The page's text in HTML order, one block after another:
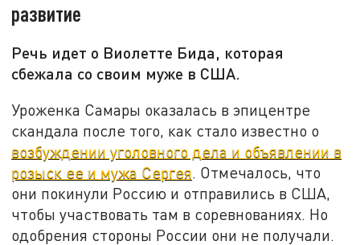
развитие
Речь идет о Виолетте Бида, которая
сбежала со своим муже в США.
Уроженка Самары оказалась в эпицентре
скандала после того, как стало известно о
возбуждении уголовного дела и объявлении в
розыск ее и мужа Сергея. Отмечалось, что
они покинули Россию и отправились в США,
чтобы участвовать там в соревнованиях. Но
одобрения стороны России они не получали.